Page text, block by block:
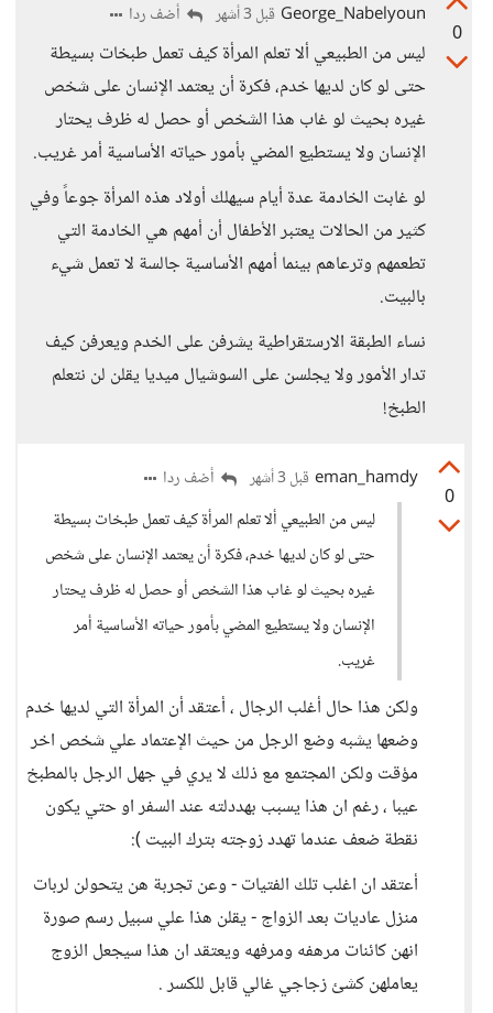
0
George_Nabelyoun قبل 3 أشهر أضف ردا
ليس من الطبيعي ألا تعلم المرأة كيف تعمل طبخات بسيطة
حتى لو كان لديها خدم، فكرة أن يعتمد الإنسان على شخص
غيره بحيث لو غاب هذا الشخص أو حصل له ظرف يحتار
الإنسان ولا يستطيع المضي بأمور حياته الأساسية أمر غريب.
لو غابت الخادمة عدة أيام سيهلك أولاد هذه المرأة جوعاً وفي
كثير من الحالات يعتبر الأطفال أن أمهم هي الخادمة التي
تطعمهم وترعاهم بينما أمهم الأساسية جالسة لا تعمل شيء
بالبيت.
نساء الطبقة الارستقراطية يشرفن على الخدم ويعرفن كيف
تدار الأمور ولا يجلسن على السوشيال ميديا يقلن لن نتعلم
الطبخ!
0
eman_hamdy قبل 3 أشهر
أضف ردا
ليس من الطبيعي ألا تعلم المرأة كيف تعمل طبخات بسيطة
حتى لو كان لديها خدم، فكرة أن يعتمد الإنسان على شخص
غيره بحيث لو غاب هذا الشخص أو حصل له ظرف يحتار
الإنسان ولا يستطيع المضي بأمور حياته الأساسية أمر
غريب.
ولكن هذا حال أغلب الرجال ، أعتقد أن المرأة التي لديها خدم
وضعها يشبه وضع الرجل من حيث الإعتماد علي شخص اخر
مؤقت ولكن المجتمع مع ذلك لا يري في جهل الرجل بالمطبخ
عيبا ، رغم ان هذا يسبب بهددلته عند السفر او حتي يكون
نقطة ضعف عندما تهدد زوجته بترك البيت ):
أعتقد ان اغلب تلك الفتيات - وعن تجربة هن يتحولن لربات
منزل عاديات بعد الزواج - يقلن هذا علي سبيل رسم صورة
انهن كائنات مرهفه ومرفهه ويعتقد ان هذا سيجعل الزوج
يعاملهن كشئ زجاجي غالي قابل للكسر .